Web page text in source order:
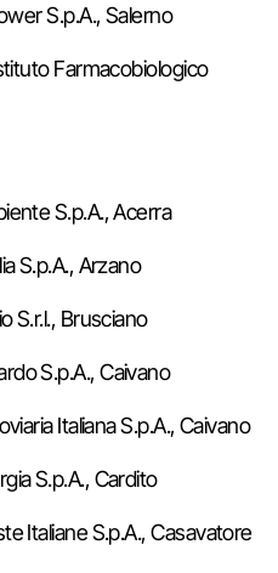
S.p.A., Salerno
Farmacobiologico
S.p.A., Acerra
S.p.A., Arzano
S.r.l., Brusciano
S.p.A., Caivano
Italiana S.p.A., Caivano
S.p.A., Cardito
Italiane S.p.A., Casavatore